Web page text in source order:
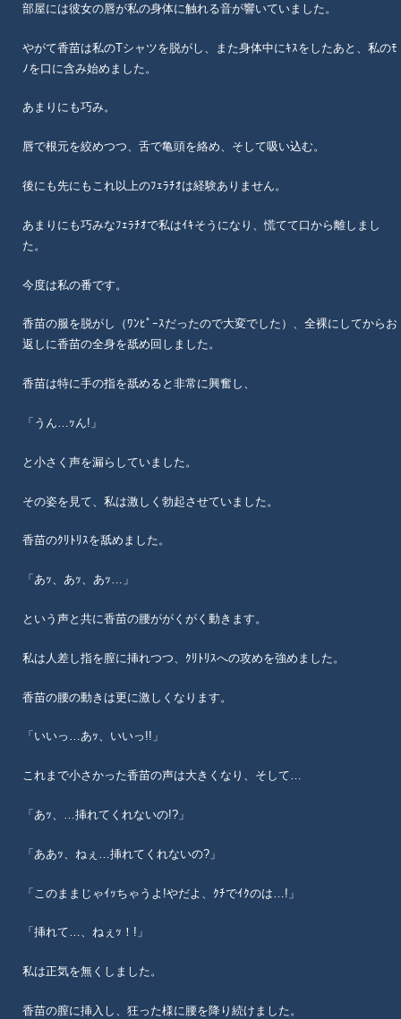
部屋には彼女の唇が私の身体に触れる音が響いていました。
やがて香苗は私のTシャツを脱がし、また身体中にｷｽをしたあと、私のﾓ
ﾉを口に含み始めました。
あまりにも巧み。
唇で根元を絞めつつ、舌で亀頭を絡め、そして吸い込む。
後にも先にもこれ以上のﾌｪﾗﾁｵは経験ありません。
あまりにも巧みなﾌｪﾗﾁｵで私はｲｷそうになり、慌てて口から離しまし
た。
今度は私の番です。
香苗の服を脱がし（ﾜﾝﾋﾟｰｽだったので大変でした）、全裸にしてからお
返しに香苗の全身を舐め回しました。
香苗は特に手の指を舐めると非常に興奮し、
「うん…ｯん!」
と小さく声を漏らしていました。
その姿を見て、私は激しく勃起させていました。
香苗のｸﾘﾄﾘｽを舐めました。
「あｯ、あｯ、あｯ…」
という声と共に香苗の腰ががくがく動きます。
私は人差し指を膣に挿れつつ、ｸﾘﾄﾘｽへの攻めを強めました。
香苗の腰の動きは更に激しくなります。
「いいっ…あｯ、いいっ!!」
これまで小さかった香苗の声は大きくなり、そして…
「あｯ、…挿れてくれないの!?」
「ああｯ、ねぇ…挿れてくれないの?」
「このままじゃｲｯちゃうよ!やだよ、ｸﾁでｲｸのは…!」
「挿れて…、ねぇｯ！!」
私は正気を無くしました。
香苗の膣に挿入し、狂った様に腰を降り続けました。